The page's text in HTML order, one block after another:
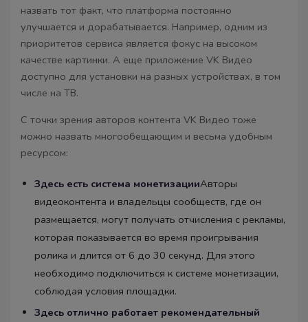
назвать тот факт, что платформа постоянно
улучшается и дорабатывается. Например, одним из
приоритетов сервиса является фокус на высоком
качестве картинки. А еще приложение VK Видео
доступно для установки на разных устройствах, в том
числе на ТВ.
С точки зрения авторов контента VK Видео тоже
можно назвать многообещающим и весьма удобным
ресурсом:
Здесь есть система монетизацииАвторы
видеоконтента и владельцы сообществ, где он
размещается, могут получать отчисления с рекламы,
которая показывается во время проигрывания
ролика и длится от 6 до 30 секунд. Для этого
необходимо подключиться к системе монетизации,
соблюдая условия площадки.
Здесь отлично работает рекомендательный